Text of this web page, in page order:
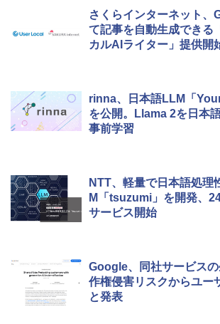
さくらインターネット、
て記事を自動生成できる
カルAIライター」提供開
rinna、日本語LLM「
を公開。Llama 2を日本
事前学習
NTT、軽量で日本語処理
M「tsuzumi」を開発、
サービス開始
Google、同社サービス
作権侵害リスクからユー
と発表